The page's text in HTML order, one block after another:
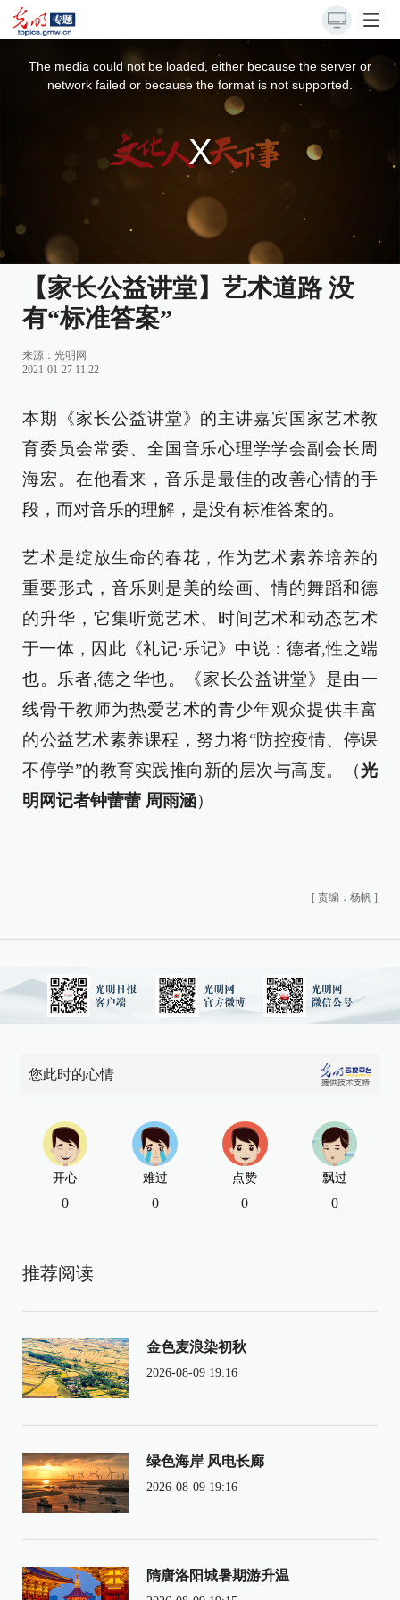
The media could not be loaded, either because the server or
network failed or because the format is not supported.
【家长公益讲堂】艺术道路 没
有“标准答案”
来源： 光明网
2021-01-27 11:22
本期《家长公益讲堂》的主讲嘉宾国家艺术教
育委员会常委、全国音乐心理学学会副会长周
海宏。在他看来，音乐是最佳的改善心情的手
段，而对音乐的理解，是没有标准答案的。
艺术是绽放生命的春花，作为艺术素养培养的
重要形式，音乐则是美的绘画、情的舞蹈和德
的升华，它集听觉艺术、时间艺术和动态艺术
于一体，因此《礼记·乐记》中说：德者,性之端
也。乐者,德之华也。《家长公益讲堂》是由一
线骨干教师为热爱艺术的青少年观众提供丰富
的公益艺术素养课程，努力将“防控疫情、停课
不停学”的教育实践推向新的层次与高度。（光
明网记者钟蕾蕾 周雨涵）
[ 责编：杨帆 ]
您此时的心情
开心
0
难过
0
点赞
0
飘过
0
推荐阅读
金色麦浪染初秋
2026-08-09 19:16
绿色海岸 风电长廊
2026-08-09 19:16
隋唐洛阳城暑期游升温